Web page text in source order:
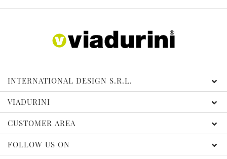
INTERNATIONAL DESIGN S.R.L.
VIADURINI
CUSTOMER AREA
FOLLOW US ON